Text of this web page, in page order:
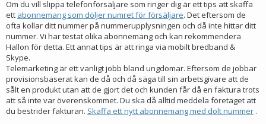
Om du vill slippa telefonförsäljare som ringer dig är ett tips att skaffa
ett abonnemang som döljer numret för försäljare. Det eftersom de
ofta kollar ditt nummer på nummerupplysningen och då inte hittar ditt
nummer. Vi har testat olika abonnemang och kan rekommendera
Hallon för detta. Ett annat tips är att ringa via mobilt bredband &
Skype.
Telemarketing är ett vanligt jobb bland ungdomar. Eftersom de jobbar
provisionsbaserat kan de då och då säga till sin arbetsgivare att de
sålt en produkt utan att de gjort det och kunden får då en faktura trots
att så inte var överenskommet. Du ska då alltid meddela företaget att
du bestrider fakturan. Skaffa ett nytt abonnemang med dolt nummer .